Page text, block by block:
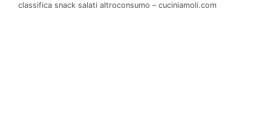
classifica snack salati altroconsumo – cuciniamoli.com